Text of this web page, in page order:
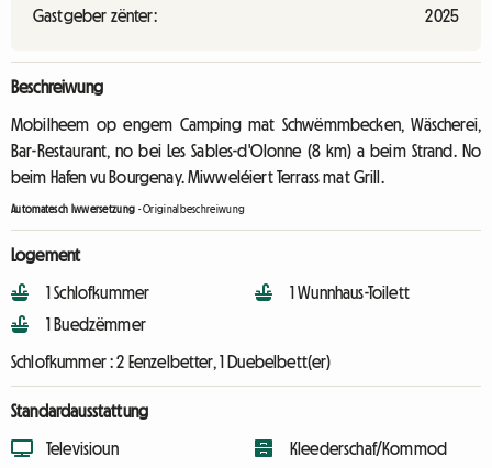
Gastgeber zënter:
2025
Beschreiwung
Mobilheem op engem Camping mat Schwëmmbecken, Wäscherei,
Bar-Restaurant, no bei Les Sables-d'Olonne (8 km) a beim Strand. No
beim Hafen vu Bourgenay. Miwweléiert Terrass mat Grill.
Automatesch Iwwersetzung -Originalbeschreiwung
Logement
1 Schlofkummer
1 Buedzëmmer
1 Wunnhaus-Toilett
Schlofkummer :2 Eenzelbetter, 1 Duebelbett(er)
Standardausstattung
Televisioun
Kleederschaf/Kommod